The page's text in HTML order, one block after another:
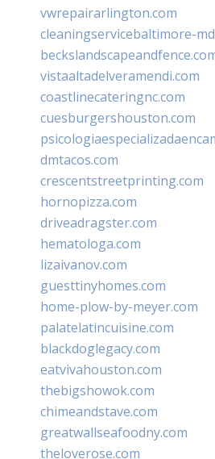
vwrepairarlington.com
cleaningservicebaltimore-
vistaaltadelveramendi.com
coastlinecateringnc.com
cuesburgershouston.com
dmtacos.com
crescentstreetprinting.com
hornopizza.com
driveadragster.com
hematologa.com
lizaivanov.com
guesttinyhomes.com
home-plow-by-meyer.com
palatelatincuisine.com
blackdoglegacy.com
eatvivahouston.com
thebigshowok.com
chimeandstave.com
greatwallseafoodny.com
theloverose.com